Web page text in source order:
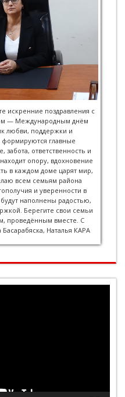
искренние поздравления с
— Международным днём
любви, поддержки и
формируются главные
ответственность и
опору, вдохновение
в каждом доме царят мир,
всем семьям района
и уверенности в
наполнены радостью,
Берегите свои семьи
проведённым вместе. С
Наталья КАРА